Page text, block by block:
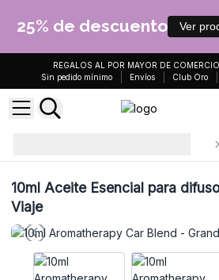
25% de descuento Ver
REGALOS AL POR MAYOR DE
Sin pedido mínimo
Envíos Club Oro
10ml Aceite Esencial para
Viaje